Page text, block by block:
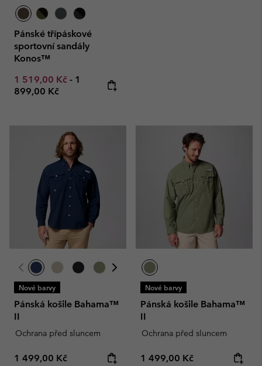
Pánské třípáskové
sportovní sandály
Konos™
Minimum sale price:
1 519,00 Kč - Maximum price:
1
899,00 Kč
Nové barvy
Pánská košile Bahama™
II
Ochrana před sluncem
Regular price:
1 499,00 Kč
Nové barvy
Pánská košile Bahama™
II
Ochrana před sluncem
Regular price:
1 499,00 Kč